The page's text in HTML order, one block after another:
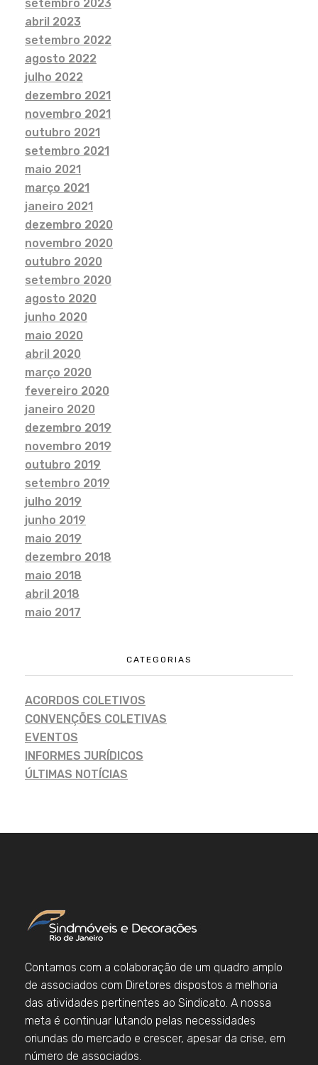
setembro 2023
abril 2023
setembro 2022
agosto 2022
julho 2022
dezembro 2021
novembro 2021
outubro 2021
setembro 2021
maio 2021
março 2021
janeiro 2021
dezembro 2020
novembro 2020
outubro 2020
setembro 2020
agosto 2020
junho 2020
maio 2020
abril 2020
março 2020
fevereiro 2020
janeiro 2020
dezembro 2019
novembro 2019
outubro 2019
setembro 2019
julho 2019
junho 2019
maio 2019
dezembro 2018
maio 2018
abril 2018
maio 2017
CATEGORIAS
ACORDOS COLETIVOS
CONVENÇÕES COLETIVAS
EVENTOS
INFORMES JURÍDICOS
ÚLTIMAS NOTÍCIAS
Contamos com a colaboração de um quadro amplo
de associados com Diretores dispostos a melhoria
das atividades pertinentes ao Sindicato. A nossa
meta é continuar lutando pelas necessidades
oriundas do mercado e crescer, apesar da crise, em
número de associados.